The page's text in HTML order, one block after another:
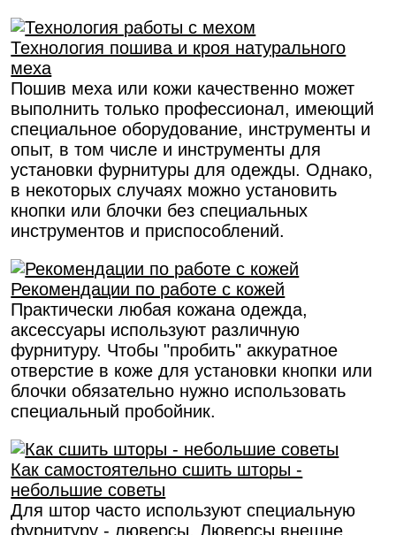
Технология пошива и кроя натурального
меха
Пошив меха или кожи качественно может
выполнить только профессионал, имеющий
специальное оборудование, инструменты и
опыт, в том числе и инструменты для
установки фурнитуры для одежды. Однако,
в некоторых случаях можно установить
кнопки или блочки без специальных
инструментов и приспособлений.
Рекомендации по работе с кожей
Практически любая кожана одежда,
аксессуары используют различную
фурнитуру. Чтобы "пробить" аккуратное
отверстие в коже для установки кнопки или
блочки обязательно нужно использовать
специальный пробойник.
Как самостоятельно сшить шторы -
небольшие советы
Для штор часто используют специальную
фурнитуру - люверсы. Люверсы внешне